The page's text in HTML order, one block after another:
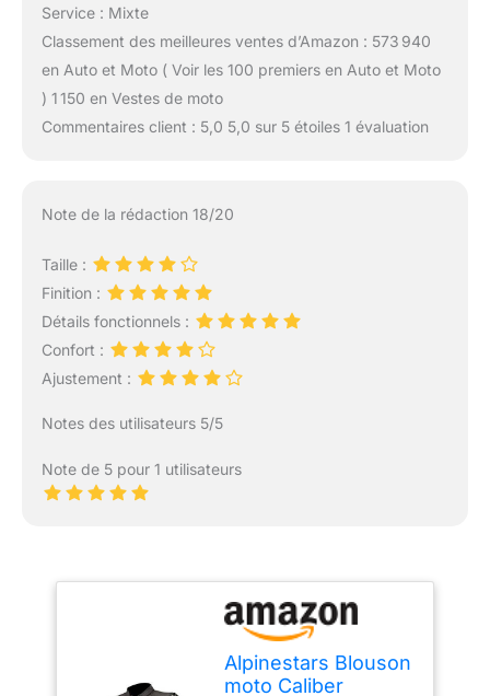
Service : Mixte
Classement des meilleures ventes d’Amazon : 573 940
en Auto et Moto ( Voir les 100 premiers en Auto et Moto
) 1 150 en Vestes de moto
Commentaires client : 5,0 5,0 sur 5 étoiles 1 évaluation
Note de la rédaction 18/20
Taille :
Finition :
Détails fonctionnels :
Confort :
Ajustement :
Notes des utilisateurs 5/5
Note de 5 pour 1 utilisateurs
Alpinestars Blouson
moto Caliber